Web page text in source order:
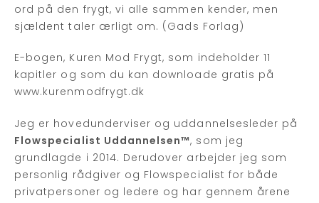
ord på den frygt, vi alle sammen kender, men
sjældent taler ærligt om. (Gads Forlag)
E-bogen, Kuren Mod Frygt, som indeholder 11
kapitler og som du kan downloade gratis på
www.kurenmodfrygt.dk
Jeg er hovedunderviser og uddannelsesleder på
Flowspecialist Uddannelsen™, som jeg
grundlagde i 2014. Derudover arbejder jeg som
personlig rådgiver og Flowspecialist for både
privatpersoner og ledere og har gennem årene